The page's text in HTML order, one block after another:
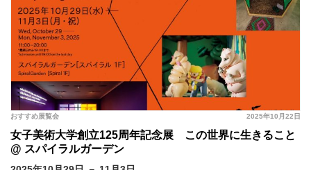
2025年10月22日
おすすめ展覧会
女子美術大学創立125周年記念展 この世界に生きること
@ スパイラルガーデン